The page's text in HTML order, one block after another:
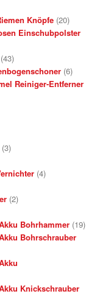
Knöpfe (20)
Einschubpolster
(43)
(6)
Reiniger-Entferner
(3)
(4)
(2)
Bohrhammer (19)
Bohrschrauber
Knickschrauber